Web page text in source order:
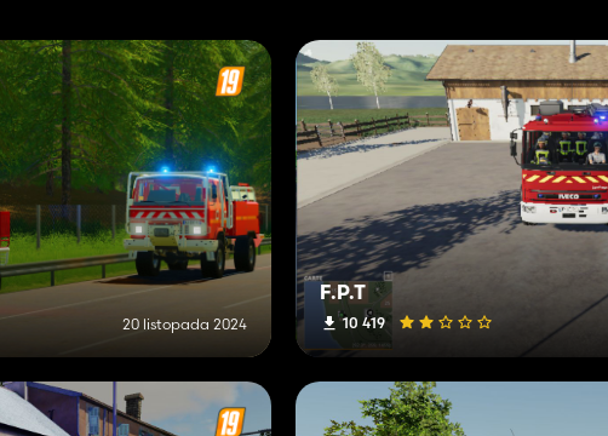
20 listopada 2024
F.P.T
10 419